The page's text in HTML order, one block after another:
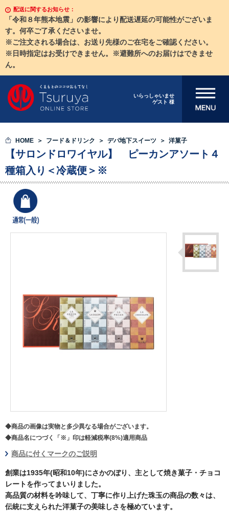
配送に関するお知らせ：
「令和８年熊本地震」の影響により配送遅延の可能性がございま
す。何卒ご了承くださいませ。
※ご注文される場合は、お送り先様のご在宅をご確認ください。
※日時指定はお受けできません。※避難所へのお届けはできませ
ん。
いらっしゃいませ
ゲスト 様
メニューを開
HOME フード＆ドリンク デパ地下スイーツ 洋菓子
【サロンドロワイヤル】 ピーカンアソート４
種箱入り＜冷蔵便＞※
◆商品の画像は実物と多少異なる場合がございます。
◆商品名につづく「※」印は軽減税率(8%)適用商品
商品に付くマークのご説明
創業は1935年(昭和10年)にさかのぼり、主として焼き菓子・チョコ
レートを作ってまいりました。
高品質の材料を吟味して、丁寧に作り上げた珠玉の商品の数々は、
伝統に支えられた洋菓子の美味しさを極めています。